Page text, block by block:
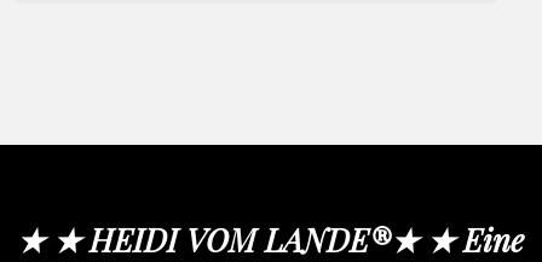
★ ★ HEIDI VOM LANDE®★ ★ Eine